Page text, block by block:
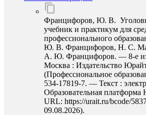
Францифоров, Ю. В.
учебник и практикум для
профессионального
Ю. В. Францифоров, Н. С.
А. Ю. Францифоров. — 8-е
Москва : Издательство
(Профессиональное
534-17819-7. — Текст :
Образовательная
URL: https://urait.ru/bcode/
09.08.2026).